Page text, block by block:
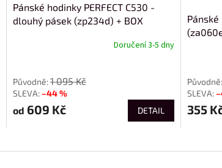
Pánské hodinky PERFECT C530 -
dlouhý pásek (zp234d) + BOX
Doručení 3-5 dny
1 095 Kč
–44 %
od 609 Kč DETAIL
Pánské
355